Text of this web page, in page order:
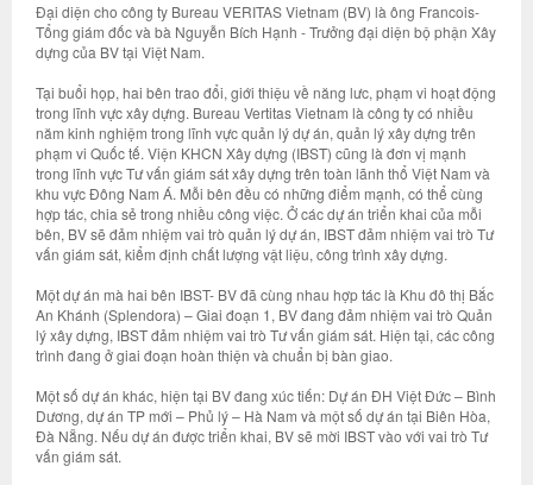
Đại diện cho công ty Bureau VERITAS Vietnam (BV) là ông Francois-
Tổng giám đốc và bà Nguyễn Bích Hạnh - Trưởng đại diện bộ phận Xây
dựng của BV tại Việt Nam.
Tại buổi họp, hai bên trao đổi, giới thiệu về năng lưc, phạm vi hoạt động
trong lĩnh vực xây dựng. Bureau Vertitas Vietnam là công ty có nhiều
năm kinh nghiệm trong lĩnh vực quản lý dự án, quản lý xây dựng trên
phạm vi Quốc tế. Viện KHCN Xây dựng (IBST) cũng là đơn vị mạnh
trong lĩnh vực Tư vấn giám sát xây dựng trên toàn lãnh thổ Việt Nam và
khu vực Đông Nam Á. Mỗi bên đều có những điểm mạnh, có thể cùng
hợp tác, chia sẻ trong nhiều công việc. Ở các dự án triển khai của mỗi
bên, BV sẽ đảm nhiệm vai trò quản lý dự án, IBST đảm nhiệm vai trò Tư
vấn giám sát, kiểm định chất lượng vật liệu, công trình xây dựng.
Một dự án mà hai bên IBST- BV đã cùng nhau hợp tác là Khu đô thị Bắc
An Khánh (Splendora) – Giai đoạn 1, BV đang đảm nhiệm vai trò Quản
lý xây dựng, IBST đảm nhiệm vai trò Tư vấn giám sát. Hiện tại, các công
trình đang ở giai đoạn hoàn thiện và chuẩn bị bàn giao.
Một số dự án khác, hiện tại BV đang xúc tiến: Dự án ĐH Việt Đức – Bình
Dương, dự án TP mới – Phủ lý – Hà Nam và một số dự án tại Biên Hòa,
Đà Nẵng. Nếu dự án được triển khai, BV sẽ mời IBST vào với vai trò Tư
vấn giám sát.